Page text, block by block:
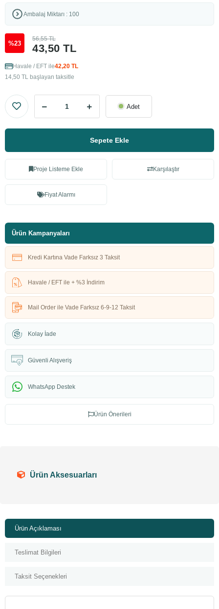
Ambalaj Miktarı : 100
%23 43,50 TL
56,55 TL
Havale / EFT ile42,20 TL
14,50 TL başlayan taksitle
Adet
Sepete Ekle
Proje Listeme Ekle Karşılaştır
Fiyat Alarmı
Ürün Kampanyaları
Kredi Kartına Vade Farksız 3 Taksit
Havale / EFT ile + %3 İndirim
Mail Order ile Vade Farksız 6-9-12 Taksit
Kolay İade
Güvenli Alışveriş
WhatsApp Destek
Ürün Önerileri
Ürün Aksesuarları
Ürün Açıklaması
Teslimat Bilgileri
Taksit Seçenekleri